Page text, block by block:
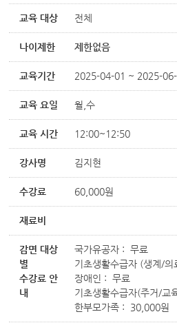
교육 대상 전체
나이제한 제한없음
교육기간 2025-04-01 ~ 2025-
교육 요일 월,수
교육 시간 12:00~12:50
강사명 김지현
수강료 60,000원
재료비
감면 대상
별
수강료 안
내
국가유공자 : 무료
기초생활수급자 (생계/
장애인 : 무료
기초생활수급자(주거/
한부모가족 : 30,000원